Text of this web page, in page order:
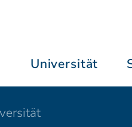
Universität